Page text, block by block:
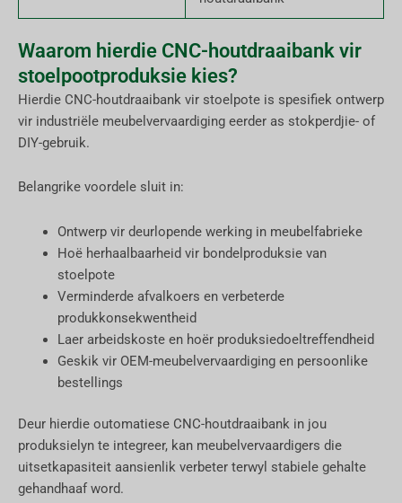
Waarom hierdie CNC-houtdraaibank vir
stoelpootproduksie kies?
Hierdie CNC-houtdraaibank vir stoelpote is spesifiek ontwerp
vir industriële meubelvervaardiging eerder as stokperdjie- of
DIY-gebruik.
Belangrike voordele sluit in:
Ontwerp vir deurlopende werking in meubelfabrieke
Hoë herhaalbaarheid vir bondelproduksie van
stoelpote
Verminderde afvalkoers en verbeterde
produkkonsekwentheid
Laer arbeidskoste en hoër produksiedoeltreffendheid
Geskik vir OEM-meubelvervaardiging en persoonlike
bestellings
Deur hierdie outomatiese CNC-houtdraaibank in jou
produksielyn te integreer, kan meubelvervaardigers die
uitsetkapasiteit aansienlik verbeter terwyl stabiele gehalte
gehandhaaf word.